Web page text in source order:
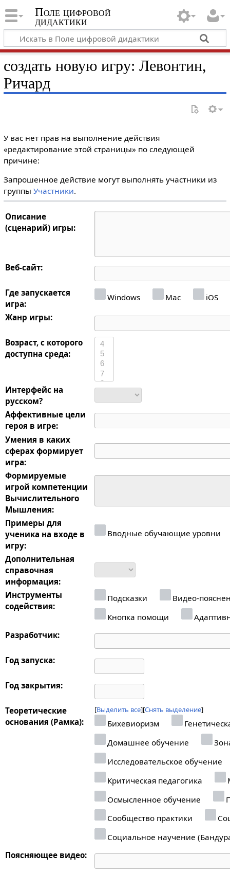
Поле цифровой
дидактики
создать новую игру: Левонтин,
Ричард
У вас нет прав на выполнение действия
«редактирование этой страницы» по следующей
причине:
Запрошенное действие могут выполнять участники из
группы Участники.
Описание
(сценарий) игры:
Веб-сайт:
Где запускается
игра:
Windows Mac
iOS
Жанр игры:
Возраст, с которого
доступна среда:
Интерфейс на
русском?
Аффективные цели
героя в игре:
Умения в каких
сферах формирует
игра:
Формируемые
игрой компетенции
Вычислительного
Мышления:
Примеры для
ученика на входе в
игру:
Вводные обучающие уровни
Дополнительная
справочная
информация:
Инструменты
содействия:
Подсказки
Видео-
Кнопка помощи
Разработчик:
Год запуска:
Год закрытия:
Теоретические
основания (Рамка):
Выделить все Снять выделение
Бихевиоризм
Домашнее обучение
Исследовательское обучение
Критическая педагогика
Осмысленное обучение
Сообщество практики
Социальное научение
Поясняющее видео: